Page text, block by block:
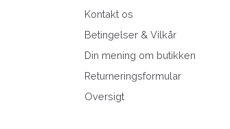
Kontakt os
Betingelser & Vilkår
Din mening om butikken
Returneringsformular
Oversigt